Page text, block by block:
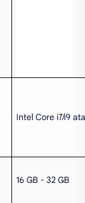
Intel Core i7/i9
16 GB - 32 GB